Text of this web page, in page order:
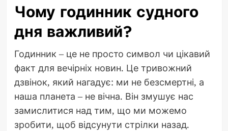
Чому годинник судного
дня важливий?
Годинник – це не просто символ чи цікавий
факт для вечірніх новин. Це тривожний
дзвінок, який нагадує: ми не безсмертні, а
наша планета – не вічна. Він змушує нас
замислитися над тим, що ми можемо
зробити, щоб відсунути стрілки назад.